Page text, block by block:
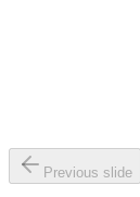
Previous slide